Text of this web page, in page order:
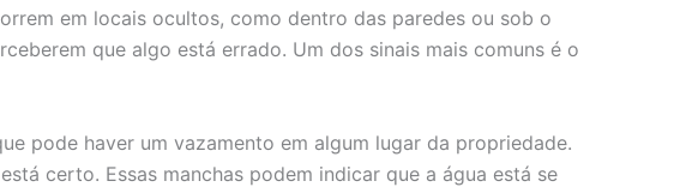
em locais ocultos, como dentro das paredes ou sob o
que algo está errado. Um dos sinais mais comuns é o
pode haver um vazamento em algum lugar da propriedade.
certo. Essas manchas podem indicar que a água está se